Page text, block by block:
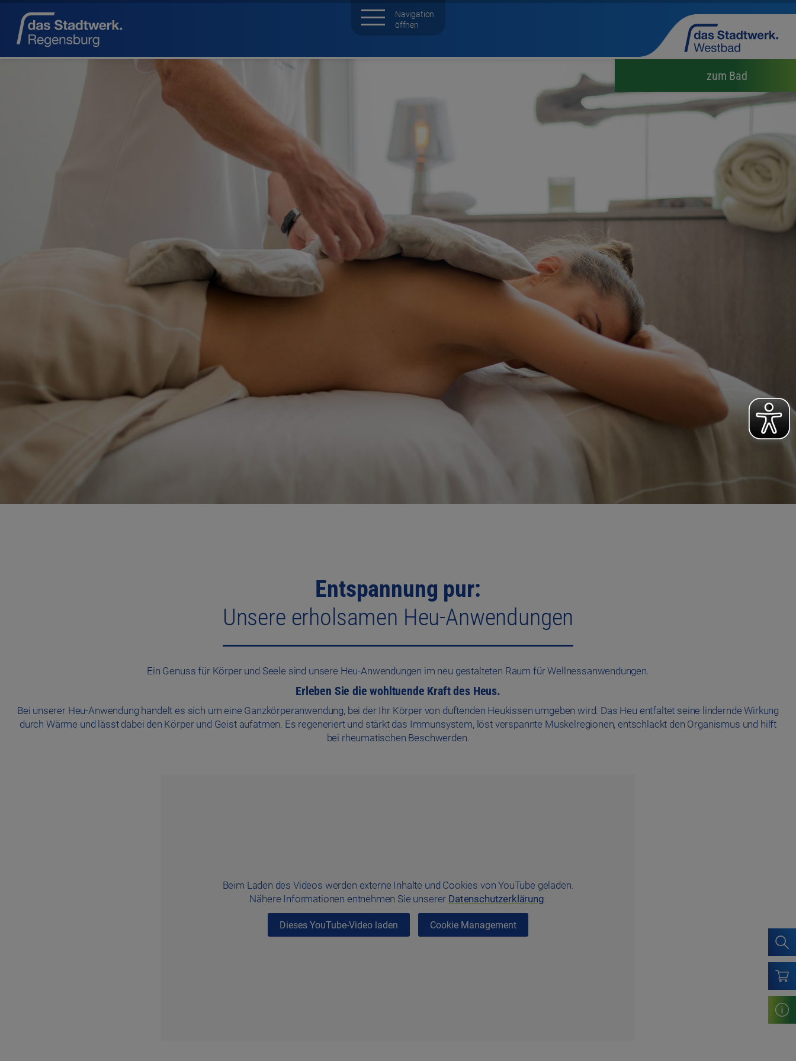
zum Bad
Entspannung pur:
Unsere erholsamen Heu-Anwendungen
Ein Genuss für Körper und Seele sind unsere Heu-Anwendungen im neu gestalteten Raum für Wellnessanwendungen.
Erleben Sie die wohltuende Kraft des Heus.
Bei unserer Heu-Anwendung handelt es sich um eine Ganzkörperanwendung, bei der Ihr Körper von duftenden Heukissen umgeben wird. Das Heu entfaltet seine lindernde Wirkung
durch Wärme und lässt dabei den Körper und Geist aufatmen. Es regeneriert und stärkt das Immunsystem, löst verspannte Muskelregionen, entschlackt den Organismus und hilft
bei rheumatischen Beschwerden.
Beim Laden des Videos werden externe Inhalte und Cookies von YouTube geladen.
Nähere Informationen entnehmen Sie unserer Datenschutzerklärung.
Dieses YouTube-Video laden Cookie Management